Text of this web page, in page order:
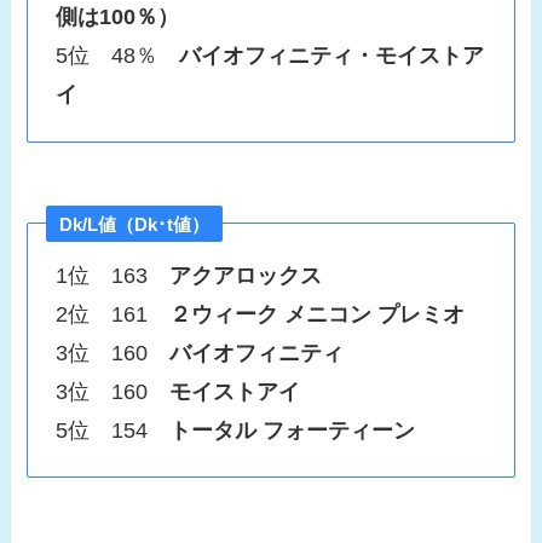
側は100％）
5位 48％バイオフィニティ・モイストア
イ
Dk/L値（Dk･t値）
1位 163 アクアロックス
2位 161
２ウィーク メニコン プレミオ
3位 160バイオフィニティ
3位 160 モイストアイ
5位 154
トータル フォーティーン